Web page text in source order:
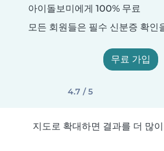
아이돌보미에게 100% 무료
모든 회원들은 필수 신분증 확인
무료 가입
4.7 / 5
지도로 확대하면 결과를 더 많